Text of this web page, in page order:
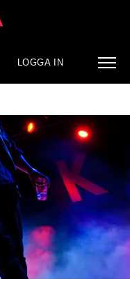
LOGGA IN
–